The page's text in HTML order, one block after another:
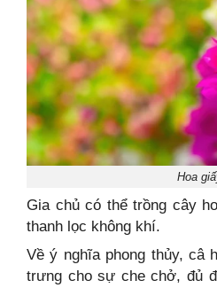
Hoa
Gia chủ có thể trồng cây
thanh lọc không khí.
Về ý nghĩa phong thủy, câ
trưng cho sự che chở, đủ